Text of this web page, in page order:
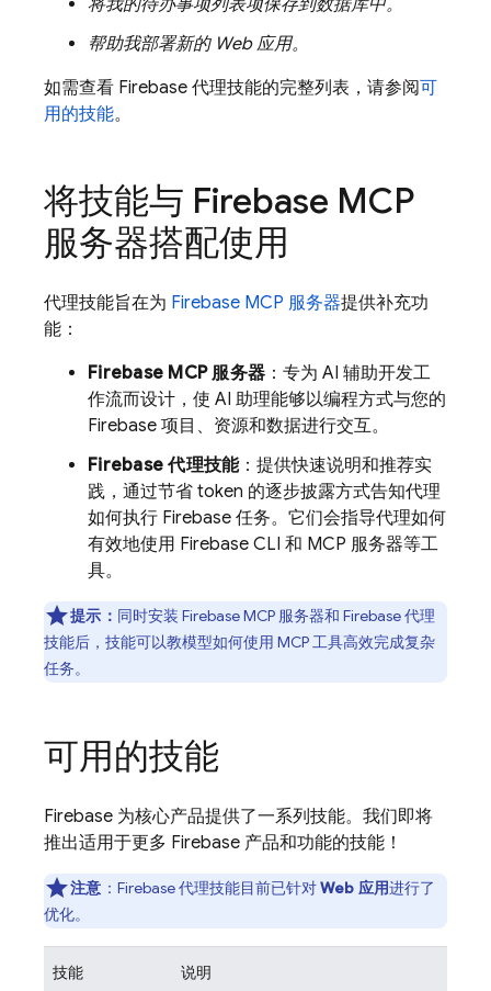
将我的待办事项列表项保存到数据库中。
帮助我部署新的 Web 应用。
如需查看 Firebase 代理技能的完整列表，请参阅可
用的技能。
将技能与 Firebase MCP
服务器搭配使用
代理技能旨在为 Firebase MCP 服务器提供补充功
能：
Firebase MCP 服务器 ：专为 AI 辅助开发工
作流而设计，使 AI 助理能够以编程方式与您的
Firebase 项目、资源和数据进行交互。
Firebase 代理技能：提供快速说明和推荐实
践，通过节省 token 的逐步披露方式告知代理
如何执行 Firebase 任务。它们会指导代理如何
有效地使用 Firebase CLI 和 MCP 服务器等工
具。
提示： 同时安装 Firebase MCP 服务器和 Firebase 代理
技能后，技能可以教模型如何使用 MCP 工具高效完成复杂
任务。
可用的技能
Firebase 为核心产品提供了一系列技能。我们即将
推出适用于更多 Firebase 产品和功能的技能！
注意 ： Firebase 代理技能目前已针对Web 应用进行了
优化。
技能 说明